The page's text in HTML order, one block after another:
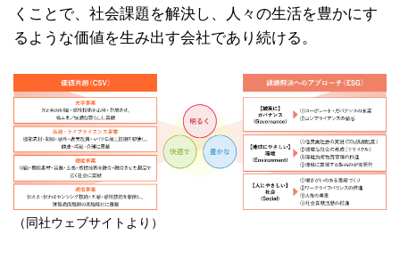
くことで、社会課題を解決し、人々の生活を豊かにす
るような価値を生み出す会社であり続ける。
（同社ウェブサイトより）